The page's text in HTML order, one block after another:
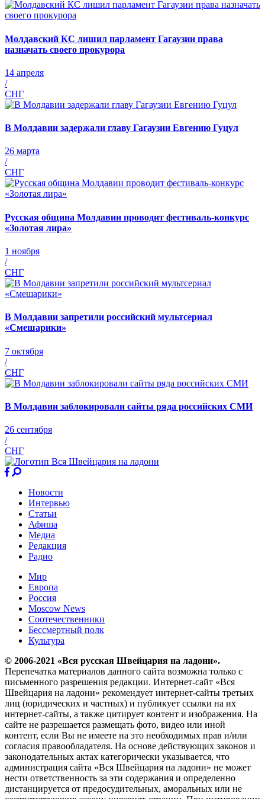
Молдавский КС лишил парламент Гагаузии права
назначать своего прокурора
14 апреля
/
СНГ
В Молдавии задержали главу Гагаузии Евгению Гуцул
26 марта
/
СНГ
Русская община Молдавии проводит фестиваль-конкурс
«Золотая лира»
1 ноября
/
СНГ
В Молдавии запретили российский мультсериал
«Смешарики»
7 октября
/
СНГ
В Молдавии заблокировали сайты ряда российских СМИ
26 сентября
/
СНГ
Новости
Интервью
Статьи
Афиша
Медиа
Редакция
Радио
Мир
Европа
Россия
Moscow News
Соотечественники
Бессмертный полк
Культура
© 2006-2021 «Вся русская Швейцария на ладони».
Перепечатка материалов данного сайта возможна только с
письменного разрешения редакции. Интернет-сайт «Вся
Швейцария на ладони» рекомендует интернет-сайты третьих
лиц (юридических и частных) и публикует ссылки на их
интернет-сайты, а также цитирует контент и изображения. На
сайте не разрешается размещать фото, видео или иной
контент, если Вы не имеете на это необходимых прав и/или
согласия правообладателя. На основе действующих законов и
законодательных актах категорически указывается, что
администрация сайта «Вся Швейцария на ладони» не может
нести ответственность за эти содержания и определенно
дистанцируется от предосудительных, аморальных или не